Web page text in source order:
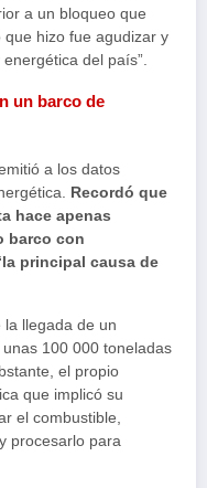
a un bloqueo que
hizo fue agudizar y
del país”.
un barco de
a los datos
Recordó que
hace apenas
barco con
principal causa de
la llegada de un
100 000 toneladas
el propio
que implicó su
el combustible,
procesarlo para